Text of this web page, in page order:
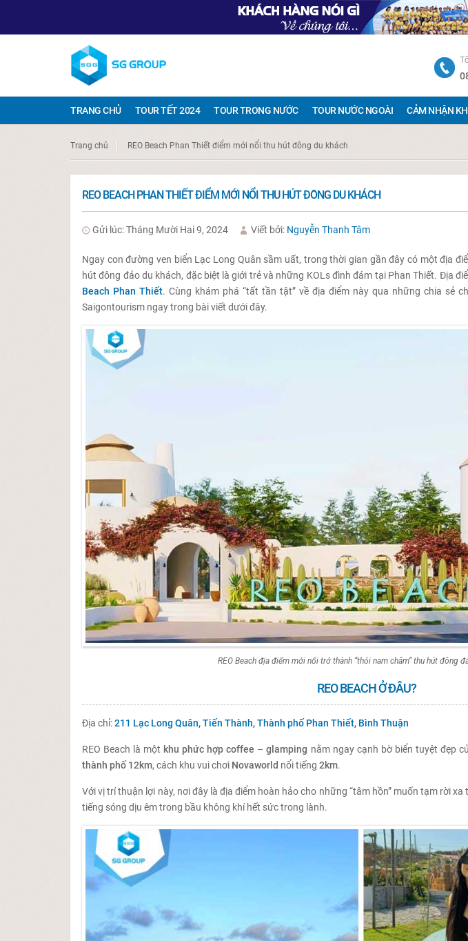
TRANG CHỦ TOUR TẾT 2024 TOUR TRONG NƯỚC TOUR NƯỚC NGOÀI CẢM NHẬN
Trang chủ REO Beach Phan Thiết điểm mới nổi thu hút đông du khách
REO BEACH PHAN THIẾT ĐIỂM MỚI NỔI THU HÚT ĐÔNG DU KHÁCH
Gửi lúc: Tháng Mười Hai 9, 2024 Viết bởi: Nguyễn Thanh Tâm
Ngay con đường ven biển Lạc Long Quân sầm uất, trong thời gian gần đây có một địa
hút đông đảo du khách, đặc biệt là giới trẻ và những KOLs đình đám tại Phan Thiết. Địa
Beach Phan Thiết. Cùng khám phá “tất tần tật” về địa điểm này qua những chia sẻ
Saigontourism ngay trong bài viết dưới đây.
REO Beach địa điểm mới nổi trở thành “thỏi nam châm” thu hút đông
REO BEACH Ở ĐÂU?
Địa chỉ:211 Lạc Long Quân, Tiến Thành, Thành phố Phan Thiết, Bình Thuận
REO Beach là một khu phức hợp coffee –glamping nằm ngay cạnh bờ biển tuyệt đẹp
thành phố 12km, cách khu vui chơi Novaworld nổi tiếng 2km.
Với vị trí thuận lợi này, nơi đây là địa điểm hoàn hảo cho những “tâm hồn” muốn tạm rời
tiếng sóng dịu êm trong bầu không khí hết sức trong lành.